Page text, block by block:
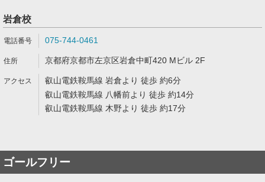
岩倉校
075-744-0461
京都府京都市左京区岩倉中町420 Mビル 2F
叡山電鉄鞍馬線 岩倉より 徒歩 約6分
叡山電鉄鞍馬線 八幡前より 徒歩 約14分
叡山電鉄鞍馬線 木野より 徒歩 約17分
ゴールフリー